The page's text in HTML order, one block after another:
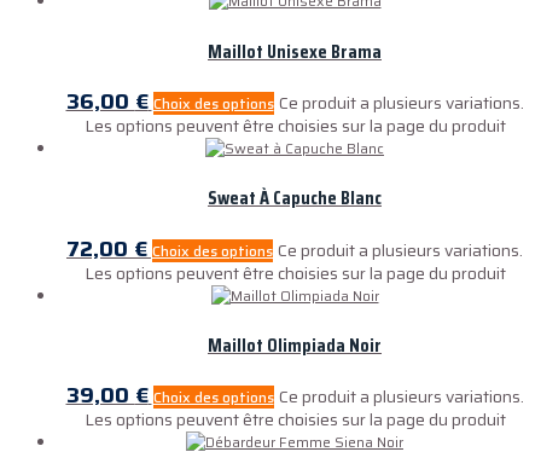
Maillot Unisexe Brama
36,00€ Choix des options Ce produit a plusieurs variations.
Les options peuvent être choisies sur la page du produit
Sweat À Capuche Blanc
72,00 € Choix des options Ce produit a plusieurs variations.
Les options peuvent être choisies sur la page du produit
Maillot Olimpiada Noir
39,00€ Choix des options Ce produit a plusieurs variations.
Les options peuvent être choisies sur la page du produit